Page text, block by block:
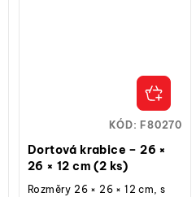
Dortová krabice – 26 ×
26 × 12 cm (2 ks)
Rozměry 26 × 26 × 12 cm, s
KÓD: F80270